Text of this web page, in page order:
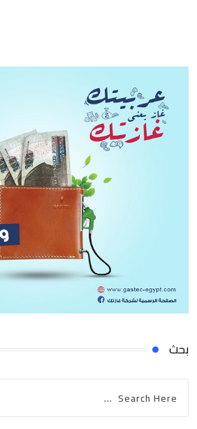
بحث